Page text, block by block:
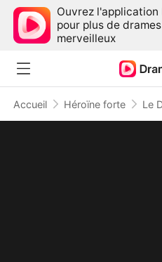
Ouvrez l'application
pour plus de drames
merveilleux
Accueil Héroïne forte